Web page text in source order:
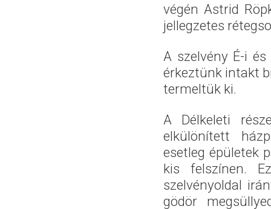
végén Astrid
jellegzetes
A szelvény É-i
érkeztünk intakt
termeltük ki.
A Délkeleti
elkülönített
esetleg épületek
kis felszínen.
szelvényoldal
gödör